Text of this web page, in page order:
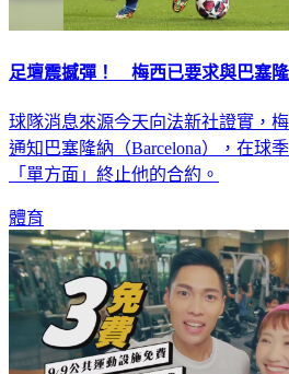
足壇震撼彈！ 梅西已要求與巴塞
球隊消息來源今天向法新社證實，
通知巴塞隆納（Barcelona），在球
「單方面」終止他的合約。
體育